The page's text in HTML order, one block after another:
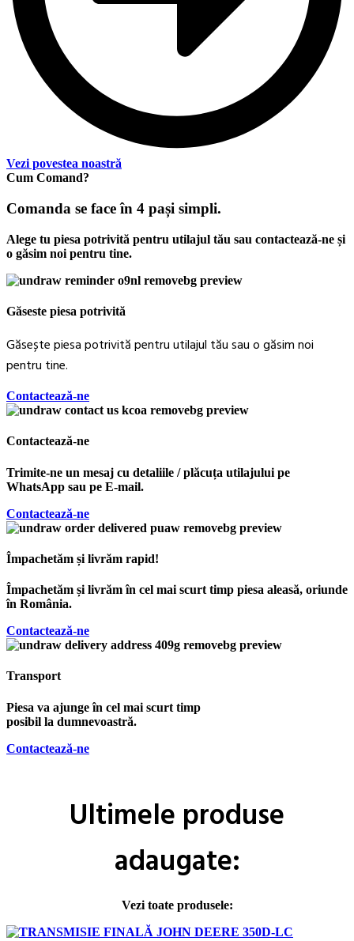
Vezi povestea noastră
Cum Comand?
Comanda se face în 4 pași simpli.
Alege tu piesa potrivită pentru utilajul tău sau contactează-ne și
o găsim noi pentru tine.
Găseste piesa potrivită
Găsește piesa potrivită pentru utilajul tău sau o găsim noi
pentru tine.
Contactează-ne
Contactează-ne
Trimite-ne un mesaj cu detaliile / plăcuța utilajului pe
WhatsApp sau pe E-mail.
Contactează-ne
Împachetăm și livrăm rapid!
Împachetăm și livrăm în cel mai scurt timp piesa aleasă, oriunde
în România.
Contactează-ne
Transport
Piesa va ajunge în cel mai scurt timp
posibil la dumnevoastră.
Contactează-ne
Ultimele produse
adaugate:
Vezi toate produsele: